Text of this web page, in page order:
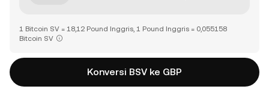
1 Bitcoin SV = 18,12 Pound Inggris, 1 Pound Inggris = 0,055158
Bitcoin SV
Konversi BSV ke GBP